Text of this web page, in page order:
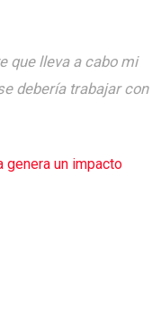
que lleva a cabo mi
debería trabajar con
genera un impacto